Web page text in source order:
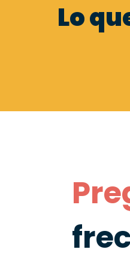
Lo